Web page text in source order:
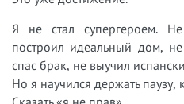
Я не стал супергероем.
построил идеальный дом,
спас брак, не выучил
Но я научился держать паузу,